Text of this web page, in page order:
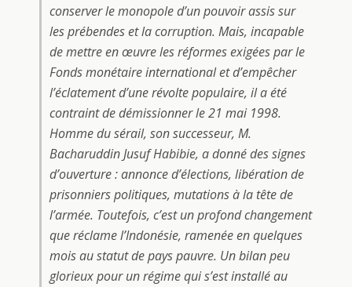
conserver le monopole d’un pouvoir assis sur
les prébendes et la corruption. Mais, incapable
de mettre en œuvre les réformes exigées par le
Fonds monétaire international et d’empêcher
l’éclatement d’une révolte populaire, il a été
contraint de démissionner le 21 mai 1998.
Homme du sérail, son successeur, M.
Bacharuddin Jusuf Habibie, a donné des signes
d’ouverture : annonce d’élections, libération de
prisonniers politiques, mutations à la tête de
l’armée. Toutefois, c’est un profond changement
que réclame l’Indonésie, ramenée en quelques
mois au statut de pays pauvre. Un bilan peu
glorieux pour un régime qui s’est installé au